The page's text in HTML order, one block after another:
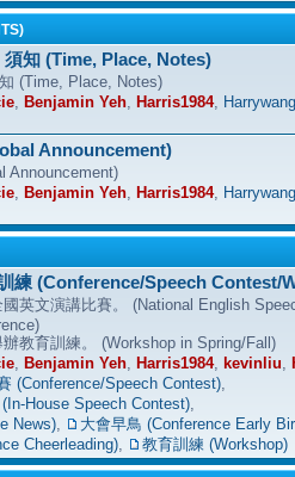
知 (Time, Place, Notes)
(Time, Place, Notes)
Benjamin Yeh Harris1984, Harrywang
Announcement)
Announcement)
Benjamin Yeh Harris1984, Harrywang
練 (Conference/Speech Contest/
英文演講比賽。 (National English
教育訓練。 (Workshop in Spring/Fall)
Benjamin Yeh Harris1984, kevinliu
(Conference/Speech Contest)
House Speech Contest)
News)
大會早鳥 (Conference Early
Cheerleading)
教育訓練 (Workshop)